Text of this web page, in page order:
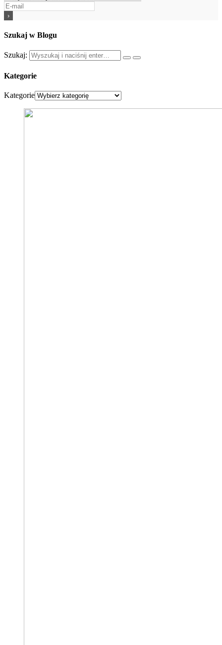
Szukaj w Blogu
Szukaj:
Kategorie
Kategorie